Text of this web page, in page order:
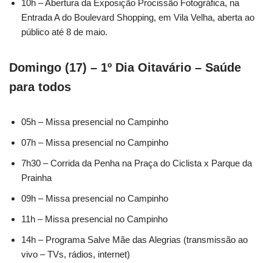
10h – Abertura da Exposição Procissão Fotográfica, na
Entrada A do Boulevard Shopping, em Vila Velha, aberta ao
público até 8 de maio.
Domingo (17) – 1º Dia Oitavário – Saúde
para todos
05h – Missa presencial no Campinho
07h – Missa presencial no Campinho
7h30 – Corrida da Penha na Praça do Ciclista x Parque da
Prainha
09h – Missa presencial no Campinho
11h – Missa presencial no Campinho
14h – Programa Salve Mãe das Alegrias (transmissão ao
vivo – TVs, rádios, internet)